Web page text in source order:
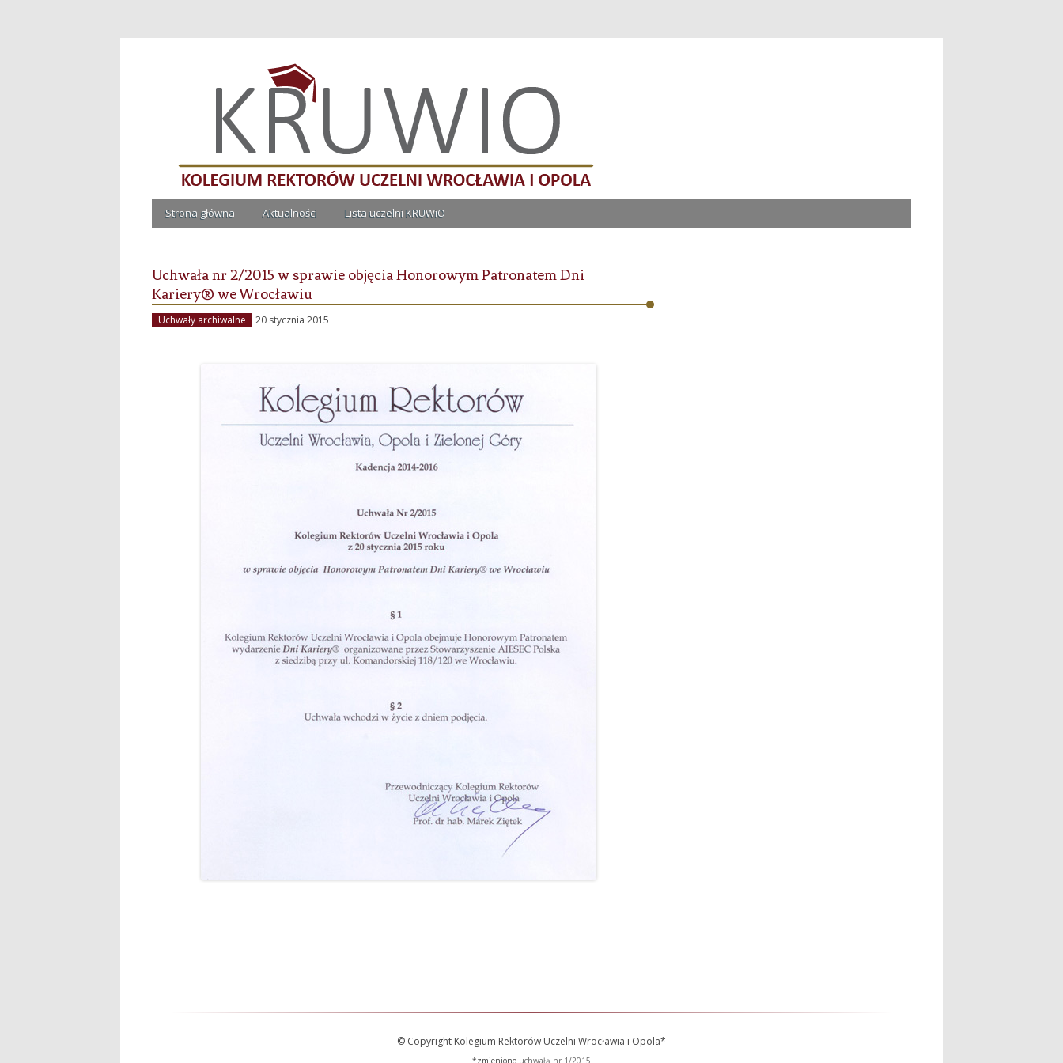
Kolegium Rektorów Uczelni Wrocławia i Opola
Przeskocz do treści
Strona główna Aktualności Lista uczelni KRUWiO
Uchwała nr 2/2015 w sprawie objęcia Honorowym Patronatem Dni
Kariery® we Wrocławiu
Uchwały archiwalne 20 stycznia 2015
© Copyright Kolegium Rektorów Uczelni Wrocławia i Opola*
*zmieniono uchwałą nr 1/2015